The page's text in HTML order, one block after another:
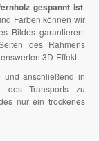
gespannt ist.
Farben können wir
Bildes garantieren.
des Rahmens
3D-Effekt.
und anschließend in
des Transports zu
nur ein trockenes